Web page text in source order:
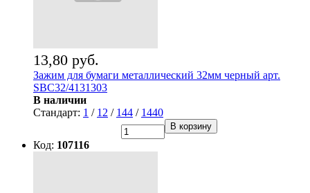
13,80 руб.
Зажим для бумаги металлический 32мм черный арт.
SBC32/4131303
В наличии
Стандарт: 1 / 12 / 144 / 1440
В корзину
Код: 107116